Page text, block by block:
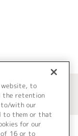
website, to
the retention
to/with our
to them or that
for our
of 16 or to